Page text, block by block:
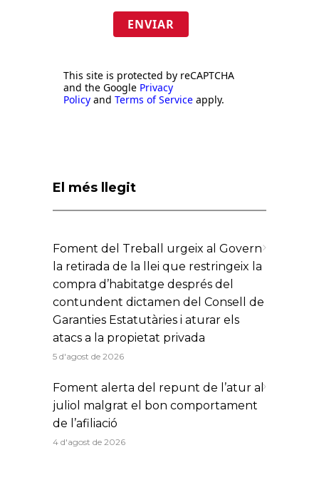
ENVIAR
This site is protected by reCAPTCHA
and the Google Privacy
Policy and Terms of Service apply.
El més llegit
Foment del Treball urgeix al Govern
la retirada de la llei que restringeix la
compra d’habitatge després del
contundent dictamen del Consell de
Garanties Estatutàries i aturar els
atacs a la propietat privada
5 d'agost de 2026
Foment alerta del repunt de l’atur al
juliol malgrat el bon comportament
de l’afiliació
4 d'agost de 2026